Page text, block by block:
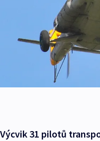
Výcvik 31 pilotů